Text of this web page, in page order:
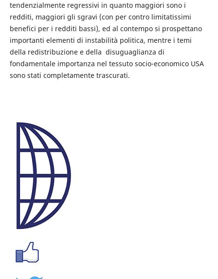
tendenzialmente regressivi in quanto maggiori sono i
redditi, maggiori gli sgravi (con per contro limitatissimi
benefici per i redditi bassi), ed al contempo si prospettano
importanti elementi di instabilità politica, mentre i temi
della redistribuzione e della disuguaglianza di
fondamentale importanza nel tessuto socio-economico USA
sono stati completamente trascurati.